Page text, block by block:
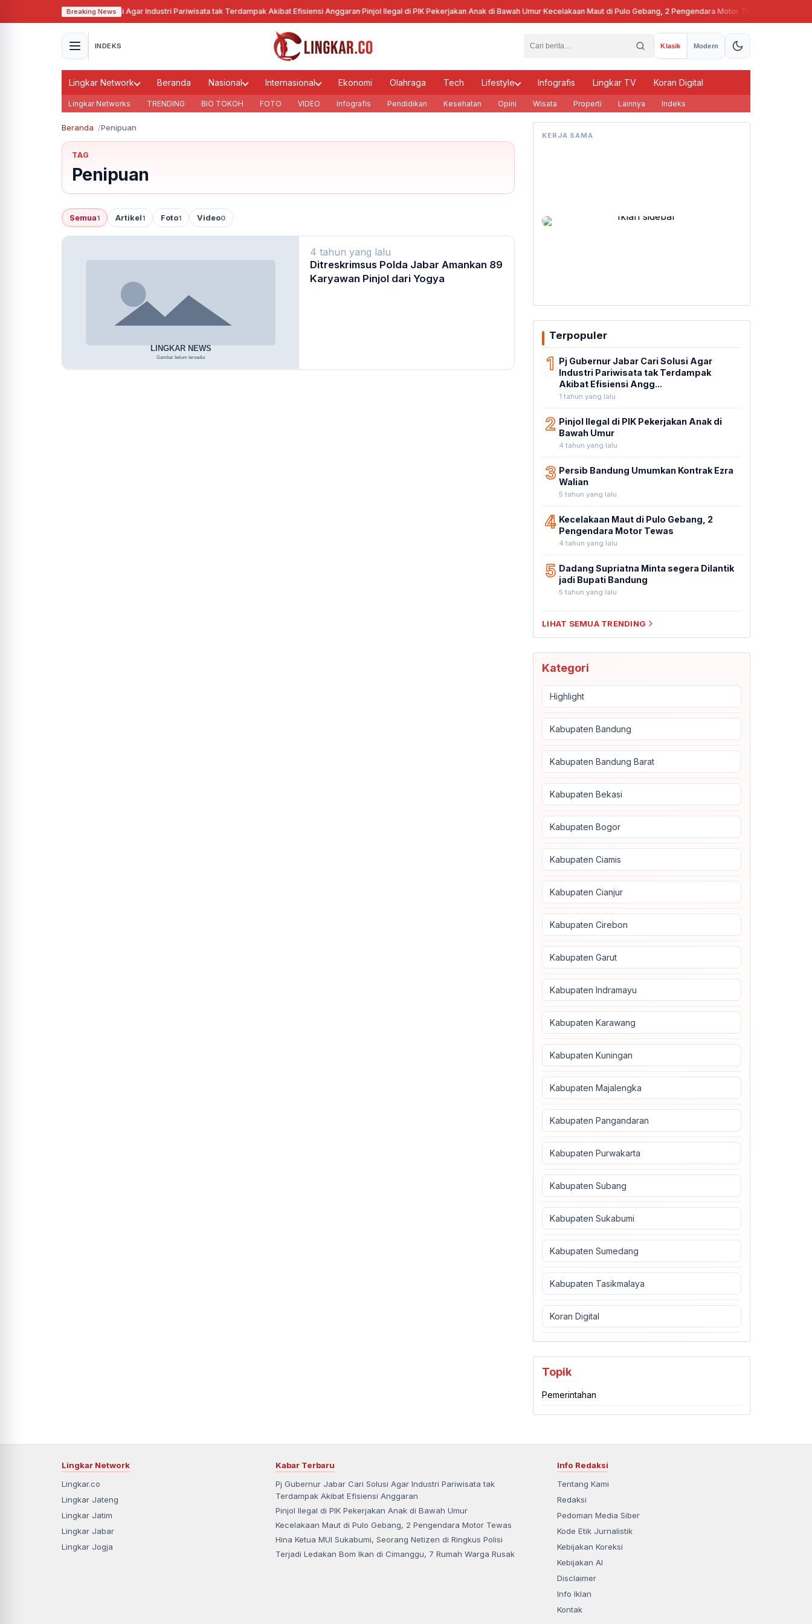
Breaking News
Pj Gubernur Jabar Cari Solusi Agar Industri Pariwisata tak Terdampak Akibat Efisiensi Anggaran·Pinjol Ilegal di PIK Pekerjakan Anak di Bawah Umur·Kecelakaan Maut di Pulo Gebang, 2 Pengendara Motor Tewas
INDEKS Klasik Modern
Lingkar Network Beranda Nasional Internasional Ekonomi Olahraga Tech Lifestyle Infografis Lingkar TV Koran Digital
Lingkar Networks TRENDING BIO TOKOH FOTO VIDEO Infografis Pendidikan Kesehatan Opini Wisata Properti Lainnya Indeks
Beranda Penipuan
TAG
Penipuan
Semua1 Artikel1 Foto1 Video0
4 tahun yang lalu
Ditreskrimsus Polda Jabar Amankan 89
Karyawan Pinjol dari Yogya
KERJA SAMA
Terpopuler
1 Pj Gubernur Jabar Cari Solusi Agar
Industri Pariwisata tak Terdampak
Akibat Efisiensi Angg...
1 tahun yang lalu
2 Pinjol Ilegal di PIK Pekerjakan Anak di
Bawah Umur
4 tahun yang lalu
3 Persib Bandung Umumkan Kontrak Ezra
Walian
5 tahun yang lalu
4 Kecelakaan Maut di Pulo Gebang, 2
Pengendara Motor Tewas
4 tahun yang lalu
5 Dadang Supriatna Minta segera Dilantik
jadi Bupati Bandung
5 tahun yang lalu
LIHAT SEMUA TRENDING
Kategori
Highlight
Kabupaten Bandung
Kabupaten Bandung Barat
Kabupaten Bekasi
Kabupaten Bogor
Kabupaten Ciamis
Kabupaten Cianjur
Kabupaten Cirebon
Kabupaten Garut
Kabupaten Indramayu
Kabupaten Karawang
Kabupaten Kuningan
Kabupaten Majalengka
Kabupaten Pangandaran
Kabupaten Purwakarta
Kabupaten Subang
Kabupaten Sukabumi
Kabupaten Sumedang
Kabupaten Tasikmalaya
Koran Digital
Topik
Pemerintahan
Lingkar Network
Lingkar.co
Lingkar Jateng
Lingkar Jatim
Lingkar Jabar
Lingkar Jogja
Kabar Terbaru
Pj Gubernur Jabar Cari Solusi Agar Industri Pariwisata tak
Terdampak Akibat Efisiensi Anggaran
Pinjol Ilegal di PIK Pekerjakan Anak di Bawah Umur
Kecelakaan Maut di Pulo Gebang, 2 Pengendara Motor Tewas
Hina Ketua MUI Sukabumi, Seorang Netizen di Ringkus Polisi
Terjadi Ledakan Bom Ikan di Cimanggu, 7 Rumah Warga Rusak
Info Redaksi
Tentang Kami
Redaksi
Pedoman Media Siber
Kode Etik Jurnalistik
Kebijakan Koreksi
Kebijakan AI
Disclaimer
Info Iklan
Kontak